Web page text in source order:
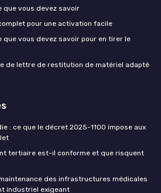
que vous devez savoir
pour une activation facile
vous devez savoir pour en tirer le
de lettre de restitution de matériel adapté
: ce que le décret 2025-1100 impose aux
tertiaire est-il conforme et que risquent
des infrastructures médicales
industriel exigeant